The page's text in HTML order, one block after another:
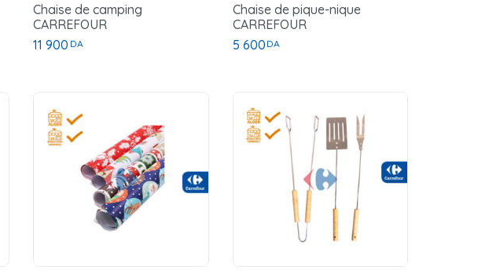
Chaise de camping
CARREFOUR
11 900 DA
Chaise de pique-nique
CARREFOUR
5 600 DA